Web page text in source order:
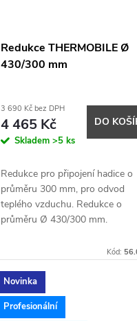
Redukce THERMOBILE Ø
430/300 mm
3 690 Kč bez DPH
4 465 Kč
Skladem >5 ks
DO
Redukce pro připojení hadice o
průměru 300 mm, pro odvod
teplého vzduchu. Redukce o
průměru Ø 430/300 mm.
Kód:
Novinka
Profesionální